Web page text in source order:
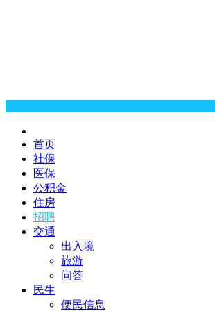
首页
社保
医保
公积金
住房
招聘
交通
出入境
旅游
问答
民生
便民信息